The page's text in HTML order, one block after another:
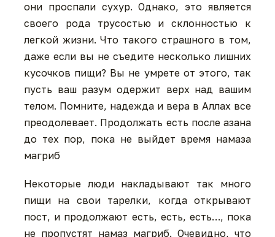
они проспали сухур. Однако, это является
своего рода трусостью и склонностью к
легкой жизни. Что такого страшного в том,
даже если вы не съедите несколько лишних
кусочков пищи? Вы не умрете от этого, так
пусть ваш разум одержит верх над вашим
телом. Помните, надежда и вера в Аллах все
преодолевает. Продолжать есть после азана
до тех пор, пока не выйдет время намаза
магриб
Некоторые люди накладывают так много
пищи на свои тарелки, когда открывают
пост, и продолжают есть, есть, есть…, пока
не пропустят намаз магриб. Очевидно, что